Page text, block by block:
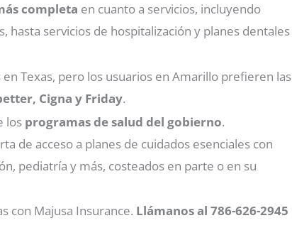
completa en cuanto a servicios, incluyendo
hasta servicios de hospitalización y planes dentales
Texas, pero los usuarios en Amarillo prefieren las
Cigna y Friday.
los programas de salud del gobierno.
de acceso a planes de cuidados esenciales con
pediatría y más, costeados en parte o en su
con Majusa Insurance. Llámanos al 786-626-2945